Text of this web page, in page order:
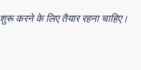
करने के लिए तैयार रहना चाहिए।